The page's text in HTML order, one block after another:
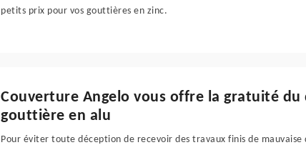
petits prix pour vos gouttières en zinc.
Couverture Angelo vous offre la gratuité
gouttière en alu
Pour éviter toute déception de recevoir des travaux finis de